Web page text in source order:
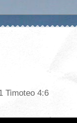
Timoteo 4:6